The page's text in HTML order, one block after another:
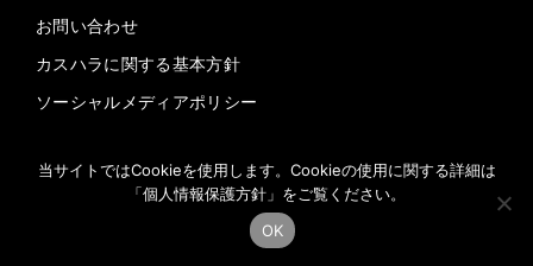
お問い合わせ
カスハラに関する基本方針
ソーシャルメディアポリシー
当サイトではCookieを使用します。Cookieの使用に関する詳細は
「個人情報保護方針 」をご覧ください。
OK